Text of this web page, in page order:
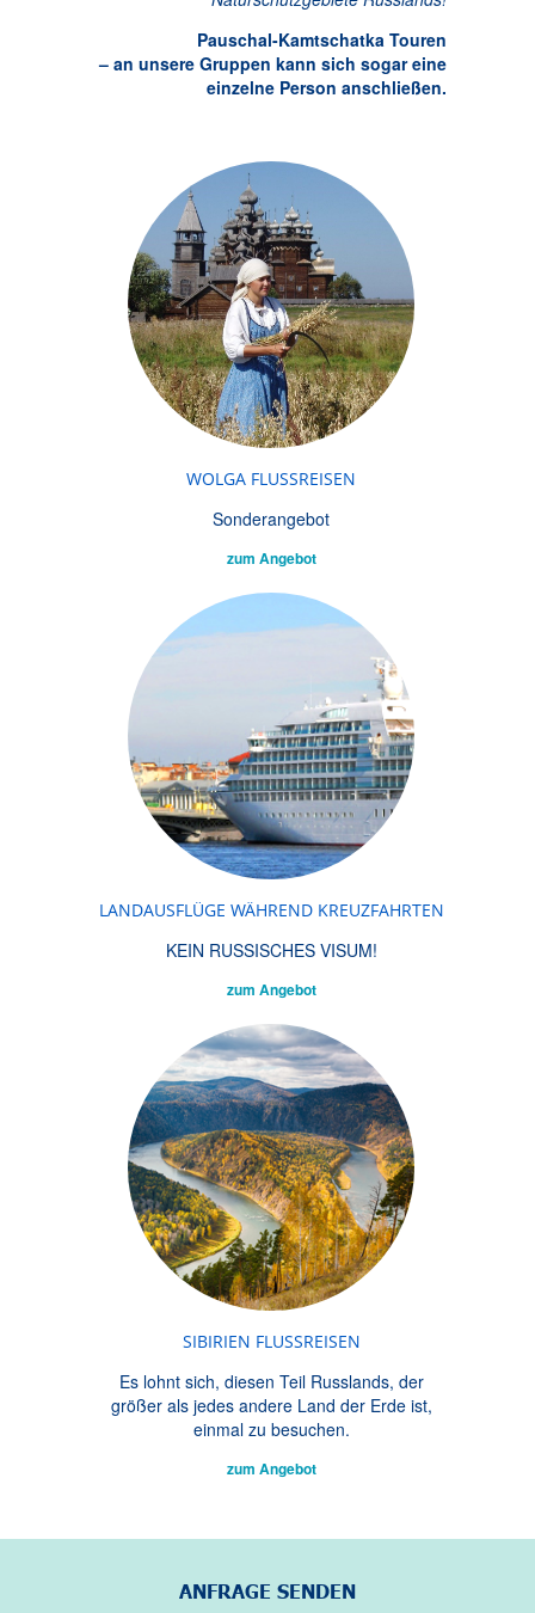
Pauschal-Kamtschatka Touren
– an unsere Gruppen kann sich sogar eine
einzelne Person anschließen.
WOLGA FLUSSREISEN
Sonderangebot
zum Angebot
LANDAUSFLÜGE WÄHREND KREUZFAHRTEN
KEIN RUSSISCHES VISUM!
zum Angebot
SIBIRIEN FLUSSREISEN
Es lohnt sich, diesen Teil Russlands, der
größer als jedes andere Land der Erde ist,
einmal zu besuchen.
zum Angebot
ANFRAGE SENDEN